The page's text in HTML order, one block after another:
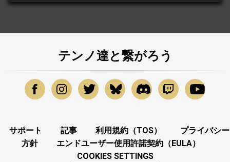
テンノ達と繋がろう
サポート 記事 利用規約（TOS）
プライバシー
方針
エンドユーザー使用許諾契約（EULA）
COOKIES SETTINGS